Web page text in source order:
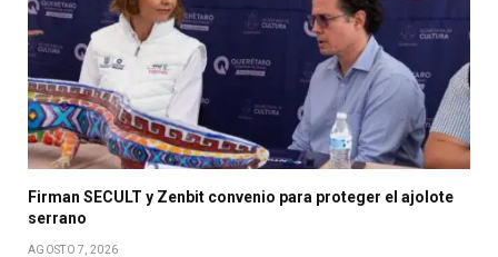
Firman SECULT y Zenbit convenio para proteger el ajolote
serrano
AGOSTO 7, 2026